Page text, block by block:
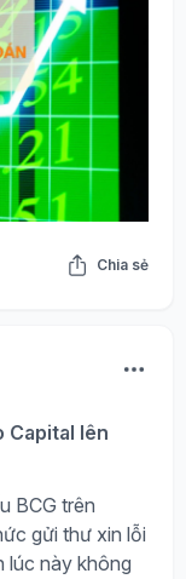
Chia sẻ
Capital lên
BCG trên
gửi thư xin lỗi
lúc này không